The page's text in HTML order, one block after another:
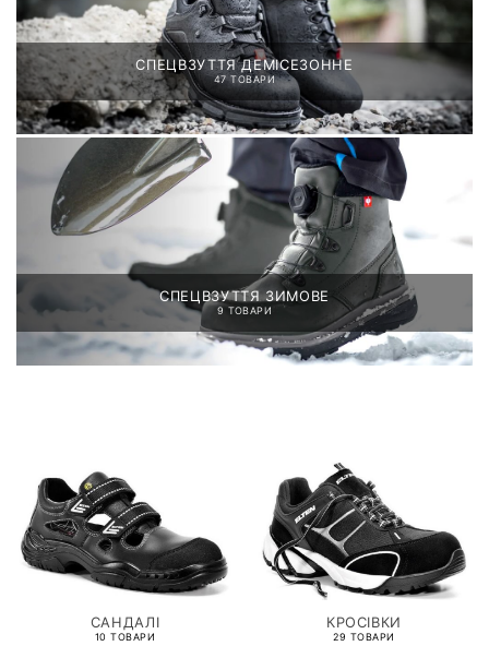
СПЕЦВЗУТТЯ ДЕМІСЕЗОННЕ
47 ТОВАРИ
СПЕЦВЗУТТЯ ЗИМОВЕ
9 ТОВАРИ
САНДАЛІ
10 ТОВАРИ
КРОСІВКИ
29 ТОВАРИ